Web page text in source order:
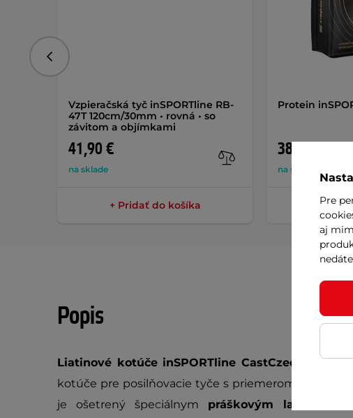
Vzpieračská tyč inSPORTline RB-
47T 120cm/30mm • rovná • so
závitom a objímkami
41,90 €
na sklade
+ Pridať do košíka
Protein
38,90 €
na sklade
+
Predchádzajúce
Popis
Liatinové kotúče inSPORTline CastCzech
sú
kotúče pre posilňovacie tyče s priemerom
je ošetrený špeciálnym práškovým lakom
Pre
aj